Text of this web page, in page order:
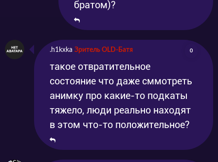
братом)?
.h1kxka Зритель OLD-Батя 0
такое отвратительное
состояние что даже сммотреть
анимку про какие-то подкаты
тяжело, люди реально находят
в этом что-то положительное?